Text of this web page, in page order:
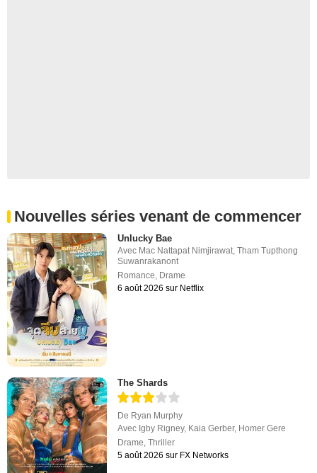
Nouvelles séries venant de commencer
Unlucky Bae
Avec Mac Nattapat Nimjirawat,Tham Tupthong
Suwanrakanont
Romance, Drame
6 août 2026 sur Netflix
The Shards
De Ryan Murphy
Avec Igby Rigney, Kaia Gerber, Homer Gere
Drame ,Thriller
5 août 2026 sur FX Networks